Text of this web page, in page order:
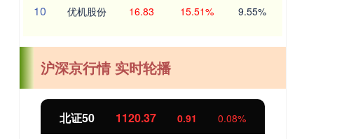
10 优机股份 16.83 15.51% 9.55%
沪深京行情 实时轮播
北证50 1120.51 1.05 0.09%